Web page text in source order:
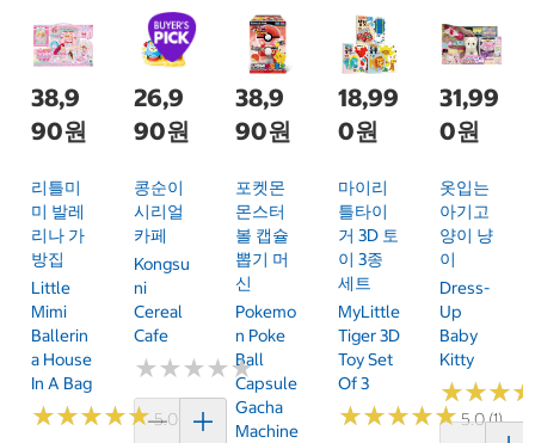
38,9
90원
리틀미
미 발레
리나 가
방집
Little
Mimi
Ballerin
A House
In A Bag
★★★★★
★★★★★5.0 (1)
26,9
90원
콩순이
시리얼
카페
Kongsu
Ni
Cereal
Cafe
★★★★★
★★★★★
38,9
90원
포켓몬
몬스터
볼 캡슐
뽑기 머
신
Pokemo
N Poke
Ball
Capsule
Gacha
Machine
18,99
0원
마이리
틀타이
거 3D 토
이 3종
세트
MyLittle
Tiger 3D
Toy Set
Of 3
★★★★★
★★★★★5.0 (1)
31,99
0원
옷입는
아기고
양이 냥
이
Dress-
Up
Baby
Kitty
★★★
★★★